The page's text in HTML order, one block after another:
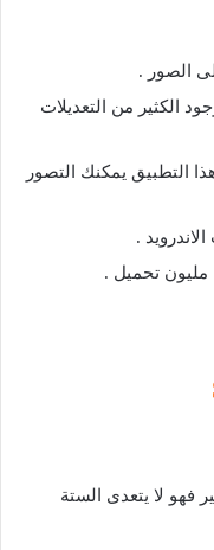
الصور .
الكثير من التعديلات
التطبيق يمكنك التصور
.
فهو لا يتعدى الستة